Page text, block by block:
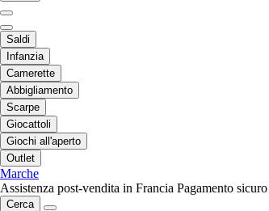
Saldi
Infanzia
Camerette
Abbigliamento
Scarpe
Giocattoli
Giochi all'aperto
Outlet
Marche
Assistenza post-vendita in Francia Pagamento sicuro
Cerca